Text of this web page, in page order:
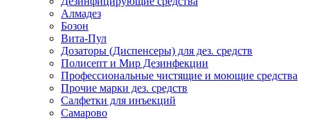
Алмадез
Бозон
Вита-Пул
Дозаторы (Диспенсеры) для дез. средств
Полисепт и Мир Дезинфекции
Профессиональные чистящие и моющие средства
Прочие марки дез. средств
Салфетки для инъекций
Самарово